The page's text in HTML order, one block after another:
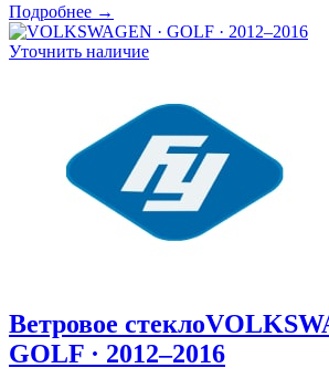
Подробнее →
Уточнить наличие
Ветровое стекло
GOLF · 2012–2016